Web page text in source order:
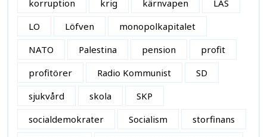
korruption
krig kärnvapen
LAS
LO
Löfven
monopolkapitalet
NATO
Palestina pension
profit
profitörer
Radio Kommunist
SD
sjukvård
skola
SKP
socialdemokrater
Socialism
storfinans